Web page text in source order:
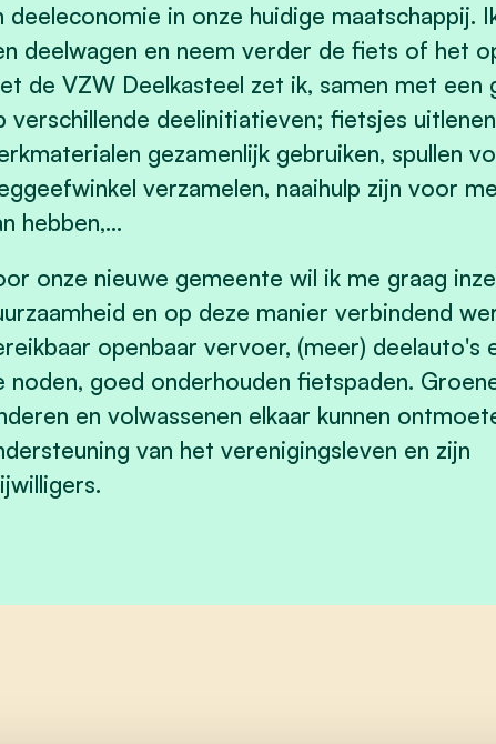
deeleconomie in onze huidige maatschappij.
deelwagen en neem verder de fiets of het
de VZW Deelkasteel zet ik, samen met een
verschillende deelinitiatieven; fietsjes
gezamenlijk gebruiken, spullen
verzamelen, naaihulp zijn voor
hebben,…
onze nieuwe gemeente wil ik me graag
en op deze manier verbindend
openbaar vervoer, (meer) deelauto's
noden, goed onderhouden fietspaden.
en volwassenen elkaar kunnen
van het verenigingsleven en zijn